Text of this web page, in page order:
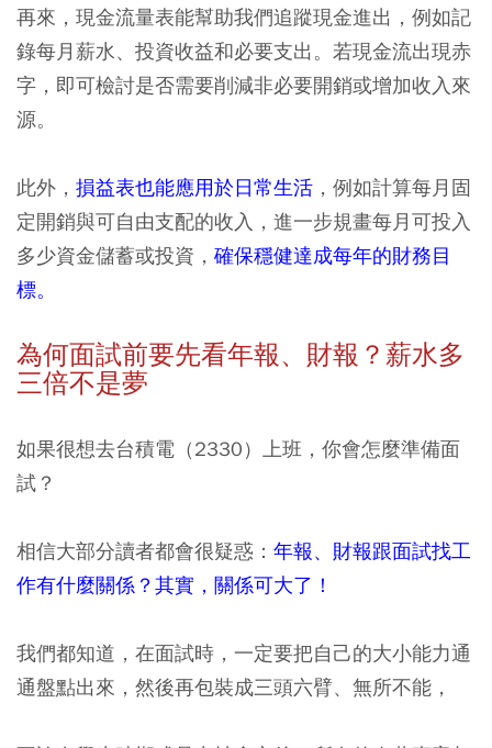
再來， 現金流量表能幫助我們追蹤現金進出 ，例如記
錄每月薪水、投資收益和必要支出。若現金流出現赤
字，即可檢討是否需要削減非必要開銷或增加收入來
源。
此外， 損益表也能應用於日常生活 ，例如計算每月固
定開銷與可自由支配的收入，進一步規畫每月可投入
多少資金儲蓄或投資， 確保穩健達成每年的財務目
標。
為何面試前要先看年報、財報？薪水多
三倍不是夢
如果很想去台積電（2330）上班，你會怎麼準備面
試？
相信大部分讀者都會很疑惑： 年報、財報跟面試找工
作有什麼關係？其實，關係可大了！
我們都知道，在面試時，一定要把自己的大小能力通
通盤點出來，然後再包裝成三頭六臂、無所不能，